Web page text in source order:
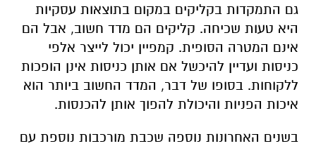
גם התמקדות בקליקים במקום בתוצאות עסקיות
היא טעות שכיחה. קליקים הם מדד חשוב, אבל הם
אינם המטרה הסופית. קמפיין יכול לייצר אלפי
כניסות ועדיין להיכשל אם אותן כניסות אינן הופכות
ללקוחות. בסופו של דבר, המדד החשוב ביותר הוא
איכות הפניות והיכולת להפוך אותן להכנסות.
בשנים האחרונות נוספה שכבת מורכבות נוספת עם